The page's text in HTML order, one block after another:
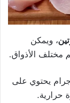
، ويمكن
مختلف الأذواق.
دجاج منزوع العظم والجلد وزنه 100 جرام يحتوي على